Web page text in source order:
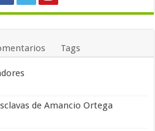
Tags
de Amancio Ortega